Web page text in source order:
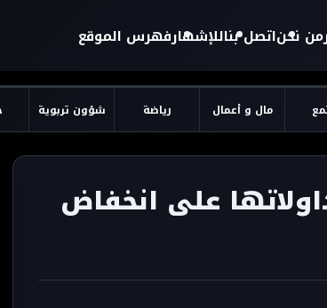
من نحناتصل بناللإشهارفهرس الموقع
مال و أعمال رياضة شؤون تربوية
على انخفاض